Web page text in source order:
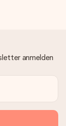
anmelden